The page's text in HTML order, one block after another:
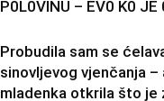
P0L0VINU – EV0 K0 JE
Probudila sam se
sinovljevog vjenčanja –
mladenka otkrila što je